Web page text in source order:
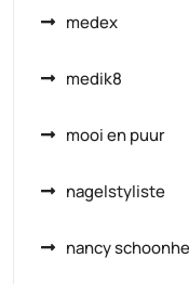
medex
medik8
mooi en puur
nagelstyliste
nancy